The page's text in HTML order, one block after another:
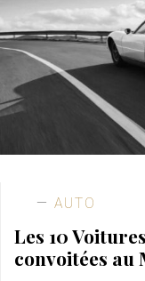
AUTO
Les 10
convoitées au